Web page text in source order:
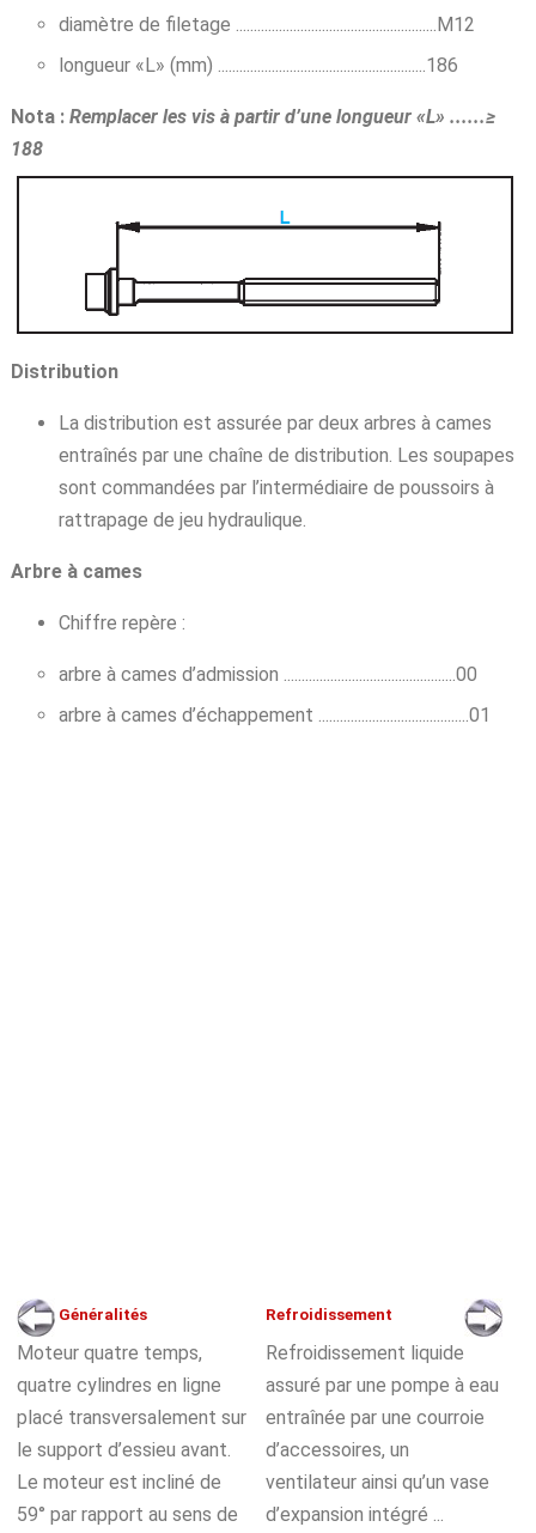
diamètre de filetage ........................................................M12
longueur «L» (mm) ..........................................................186
Nota : Remplacer les vis à partir d’une longueur «L» ......≥
188
Distribution
La distribution est assurée par deux arbres à cames
entraînés par une chaîne de distribution. Les soupapes
sont commandées par l’intermédiaire de poussoirs à
rattrapage de jeu hydraulique.
Arbre à cames
Chiffre repère :
arbre à cames d’admission ................................................00
arbre à cames d’échappement ..........................................01
Généralités
Moteur quatre temps,
quatre cylindres en ligne
placé transversalement sur
le support d’essieu avant.
Le moteur est incliné de
59° par rapport au sens de
Refroidissement
Refroidissement liquide
assuré par une pompe à eau
entraînée par une courroie
d’accessoires, un
ventilateur ainsi qu’un vase
d’expansion intégré ...